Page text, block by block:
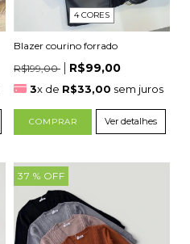
4 CORES
Blazer courino forrado
R$199,00
R$99,00
3x de R$33,00 sem juros
COMPRAR Ver detalhes
37 % OFF